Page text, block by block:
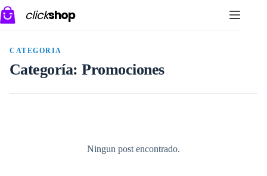
Saltar
al
contenido
clickshop
CATEGORIA
Categoría:Promociones
Ningun post encontrado.